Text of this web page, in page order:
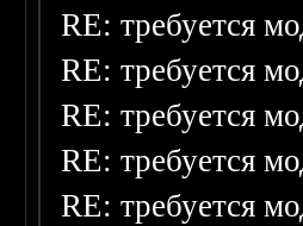
RE: требуется
RE: требуется
RE: требуется
RE: требуется
RE: требуется